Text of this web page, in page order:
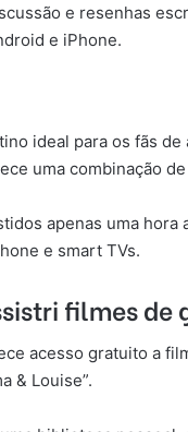
e resenhas
e iPhone.
ideal para os fãs de
uma combinação
apenas uma
e smart TVs.
filmes de
acesso gratuito a
& Louise”.